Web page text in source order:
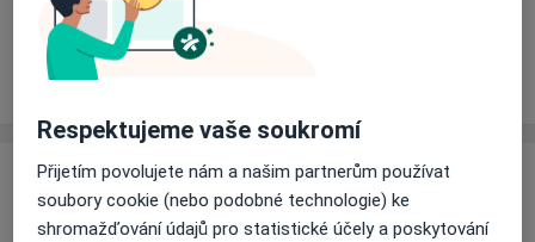
Zkušenosti
Zkušenosti
Po 8:30 - 12:00 St 9:00 - 12:00 Čt 8:30 - 12:00
Respektujeme vaše soukromí
Přijetím povolujete nám a našim partnerům používat
soubory cookie (nebo podobné technologie) ke
shromažďování údajů pro statistické účely a poskytování